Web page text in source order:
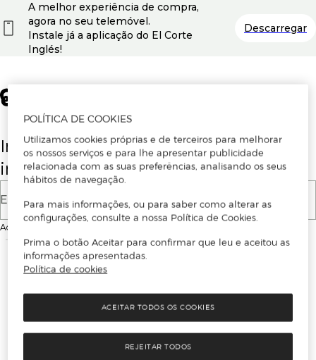
Insira o seu email para se registar ou
iniciar sessão.
E-mail
Ao continuar, aceitas as
A melhor experiência de compra,
agora no seu telemóvel.
Instale já a aplicação do El Corte
Inglés!
Descarregar
POLÍTICA DE COOKIES
Utilizamos cookies próprias e de terceiros para melhorar
os nossos serviços e para lhe apresentar publicidade
relacionada com as suas preferências, analisando os seus
hábitos de navegação.
Para mais informações, ou para saber como alterar as
configurações, consulte a nossa Política de Cookies.
Prima o botão Aceitar para confirmar que leu e aceitou as
informações apresentadas.
Política de cookies
REJEITAR TODOS
ACEITAR TODOS OS COOKIES